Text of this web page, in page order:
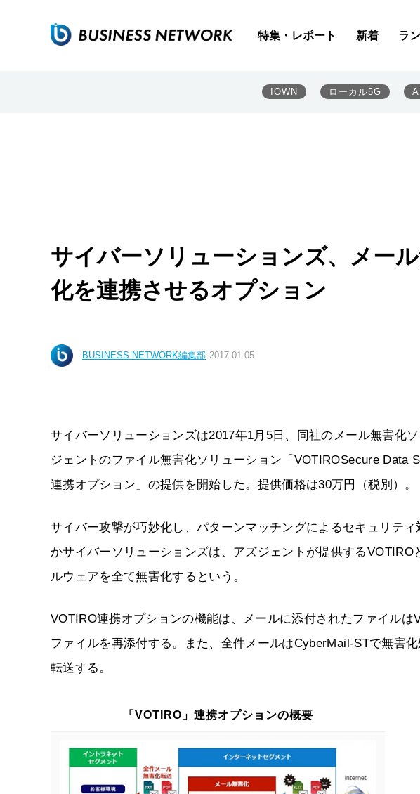
特集・レポート 新着 ラ
IOWN ローカル5G AI
サイバーソリューションズ、メー
化を連携させるオプション
BUSINESS NETWORK編集部 2017.01.05
サイバーソリューションズは2017年1月5日、同社のメール無害化
ジェントのファイル無害化ソリューション「VOTIROSecure Data
連携オプション」の提供を開始した。提供価格は30万円（税別）。
サイバー攻撃が巧妙化し、パターンマッチングによるセキュリテ
かサイバーソリューションズは、アズジェントが提供する
ルウェアを全て無害化するという。
VOTIRO連携オプションの機能は、メールに添付されたファイル
ファイルを再添付する。また、全件メールはCyberMail-STで無害
転送する。
「VOTIRO」連携オプションの概要